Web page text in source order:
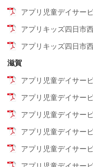
アプリ児童デイサー
アプリキッズ四日市
アプリキッズ四日市
滋賀
アプリ児童デイサー
アプリ児童デイサー
アプリ児童デイサー
アプリ児童デイサー
アプリ児童デイサー